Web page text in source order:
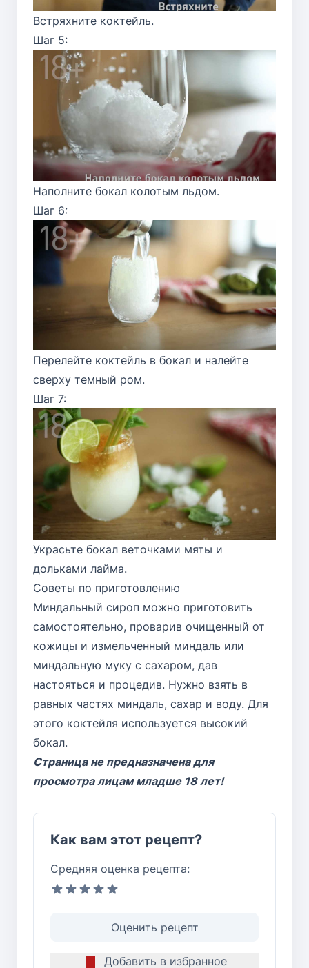
Встряхните коктейль.
Шаг 5:
Наполните бокал колотым льдом.
Шаг 6:
Перелейте коктейль в бокал и налейте
сверху темный ром.
Шаг 7:
Украсьте бокал веточками мяты и
дольками лайма.
Советы по приготовлению
Миндальный сироп можно приготовить
самостоятельно, проварив очищенный от
кожицы и измельченный миндаль или
миндальную муку с сахаром, дав
настояться и процедив. Нужно взять в
равных частях миндаль, сахар и воду. Для
этого коктейля используется высокий
бокал.
Страница не предназначена для
просмотра лицам младше 18 лет!
Как вам этот рецепт?
Средняя оценка рецепта:
Оценить рецепт
Добавить в избранное